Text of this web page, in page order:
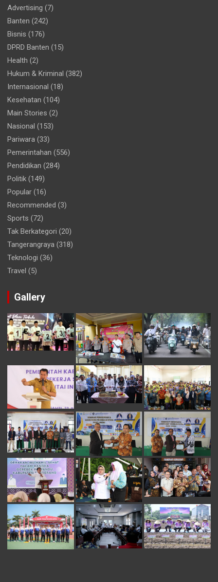
Advertising (7)
Banten (242)
Bisnis (176)
DPRD Banten (15)
Health (2)
Hukum & Kriminal (382)
Internasional (18)
Kesehatan (104)
Main Stories (2)
Nasional (153)
Pariwara (33)
Pemerintahan (556)
Pendidikan (284)
Politik (149)
Popular (16)
Recommended (3)
Sports (72)
Tak Berkategori (20)
Tangerangraya (318)
Teknologi (36)
Travel (5)
Gallery